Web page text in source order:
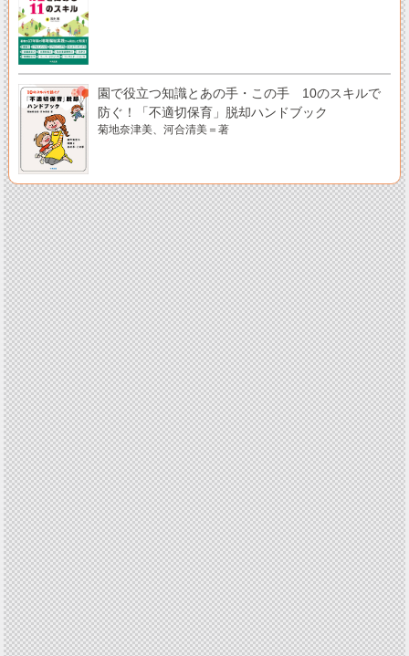
園で役立つ知識とあの手・この手 10のスキルで
防ぐ！「不適切保育」脱却ハンドブック
菊地奈津美、河合清美＝著